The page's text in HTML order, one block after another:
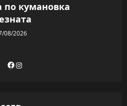
пo кумановка
08/2026
Facebook
Instagram